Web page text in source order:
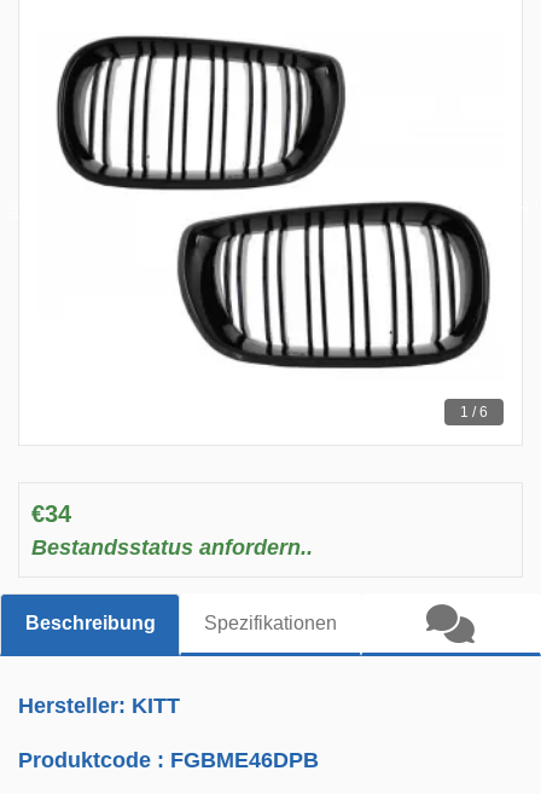
1 / 6
€34
Bestandsstatus anfordern..
Beschreibung Spezifikationen
Hersteller: KITT
Produktcode : FGBME46DPB